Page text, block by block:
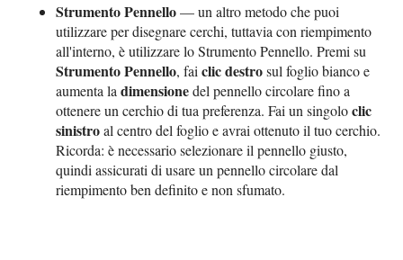
Strumento Pennello— un altro metodo che puoi
utilizzare per disegnare cerchi, tuttavia con riempimento
all'interno, è utilizzare lo Strumento Pennello. Premi su
Strumento Pennello, faiclic destrosul foglio bianco e
aumenta ladimensionedel pennello circolare fino a
ottenere un cerchio di tua preferenza. Fai un singoloclic
sinistroal centro del foglio e avrai ottenuto il tuo cerchio.
Ricorda: è necessario selezionare il pennello giusto,
quindi assicurati di usare un pennello circolare dal
riempimento ben definito e non sfumato.